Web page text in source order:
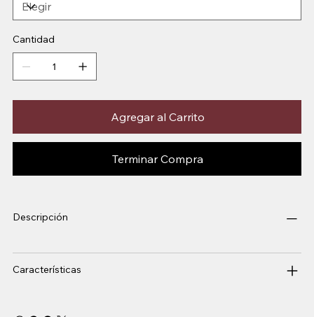
Cantidad
Agregar al Carrito
Terminar Compra
Descripción
Características